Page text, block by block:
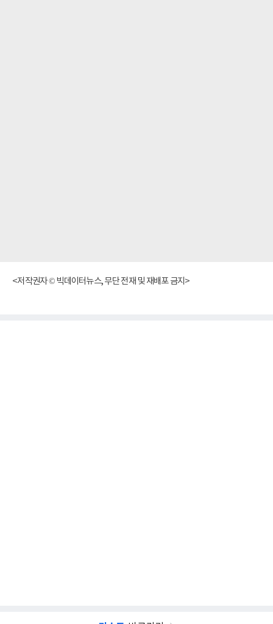
<저작권자 © 빅데이터뉴스, 무단 전재 및 재배포 금지>